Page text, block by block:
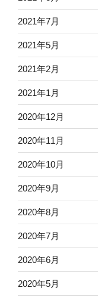
2021年7月
2021年5月
2021年2月
2021年1月
2020年12月
2020年11月
2020年10月
2020年9月
2020年8月
2020年7月
2020年6月
2020年5月